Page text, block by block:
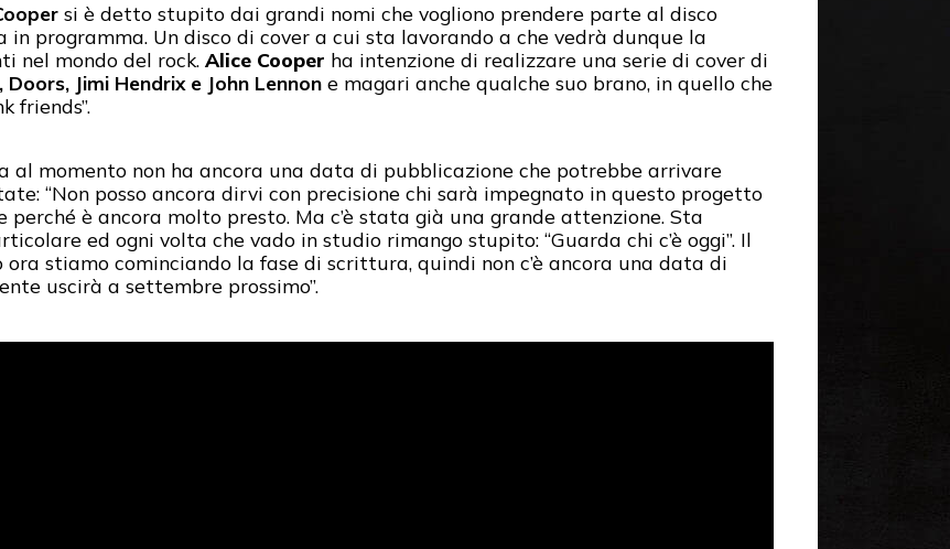
si è detto stupito dai grandi nomi che vogliono prendere parte al disco
programma. Un disco di cover a cui sta lavorando a che vedrà dunque la
nel mondo del rock. Alice Cooper ha intenzione di realizzare una serie di cover di
Doors, Jimi Hendrix e John Lennon e magari anche qualche suo brano, in quello che
friends”.
al momento non ha ancora una data di pubblicazione che potrebbe arrivare
“Non posso ancora dirvi con precisione chi sarà impegnato in questo progetto
perché è ancora molto presto. Ma c’è stata già una grande attenzione. Sta
ed ogni volta che vado in studio rimango stupito: “Guarda chi c’è oggi”. Il
stiamo cominciando la fase di scrittura, quindi non c’è ancora una data di
uscirà a settembre prossimo”.